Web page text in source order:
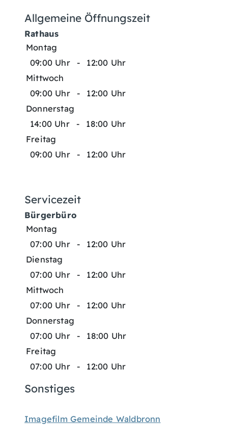
Allgemeine Öffnungszeit
Rathaus
Montag
09:00 Uhr
-
12:00 Uhr
Mittwoch
09:00 Uhr
-
12:00 Uhr
Donnerstag
14:00 Uhr
-
18:00 Uhr
Freitag
09:00 Uhr
- 12:00 Uhr
Servicezeit
Bürgerbüro
Montag
07:00 Uhr
-
12:00 Uhr
Dienstag
07:00 Uhr
-
12:00 Uhr
Mittwoch
07:00 Uhr
-
12:00 Uhr
Donnerstag
07:00 Uhr
-
18:00 Uhr
Freitag
07:00 Uhr
- 12:00 Uhr
Sonstiges
Imagefilm Gemeinde Waldbronn